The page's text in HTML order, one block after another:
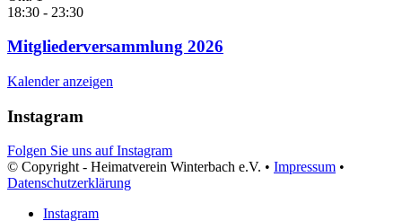
18:30 - 23:30
Mitgliederversammlung 2026
Kalender anzeigen
Instagram
Folgen Sie uns auf Instagram
© Copyright - Heimatverein Winterbach e.V. • Impressum •
Datenschutzerklärung
Instagram